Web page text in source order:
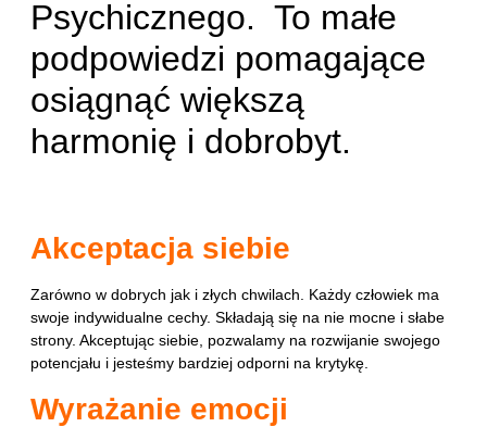
Psychicznego. To małe
podpowiedzi pomagające
osiągnąć większą
harmonię i dobrobyt.
Akceptacja siebie
Zarówno w dobrych jak i złych chwilach. Każdy człowiek ma
swoje indywidualne cechy. Składają się na nie mocne i słabe
strony. Akceptując siebie, pozwalamy na rozwijanie swojego
potencjału i jesteśmy bardziej odporni na krytykę.
Wyrażanie emocji